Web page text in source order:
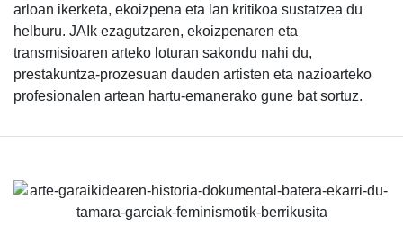
arloan ikerketa, ekoizpena eta lan kritikoa sustatzea du
helburu. JAIk ezagutzaren, ekoizpenaren eta
transmisioaren arteko loturan sakondu nahi du,
prestakuntza-prozesuan dauden artisten eta nazioarteko
profesionalen artean hartu-emanerako gune bat sortuz.